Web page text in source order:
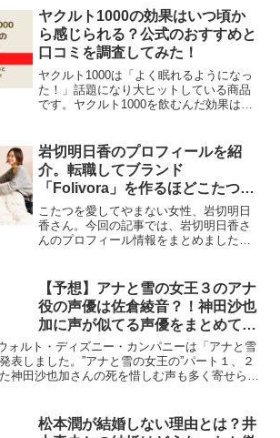
ヤクルト1000の効果はいつ頃か
ら感じられる？公式のおすすめと
口コミを調査してみた！
ヤクルト1000は「よく眠れるようになっ
た！」話題になり大ヒットしている商品
です。ヤクルト1000を飲むんだ効果はい
を続けて飲んでいる人の口コミから効果
が感じられる...
岩切明日香のプロフィールを紹
介。転職してブランド
「Folivora」を作るほどこたつ愛
がすごい！
こたつを愛してやまない女性、岩切明日
香さん。今回の記事では、岩切明日香さ
んのプロフィール情報をまとめました。
んのプロフィール名前：岩切 明日香
（いわきり あすか）生年月...
【予想】アナと雪の女王３のアナ
役の声優は佐倉綾音？！神田沙也
加に声が似てる声優をまとめて紹
介
ォルト・ディズニー・カンパニーは「アナと雪
表しました。”アナと雪の女王の”パート１、２
神田沙也加さんの死を惜しむ声も多く寄せられ
松本潤が結婚しない理由とは？井